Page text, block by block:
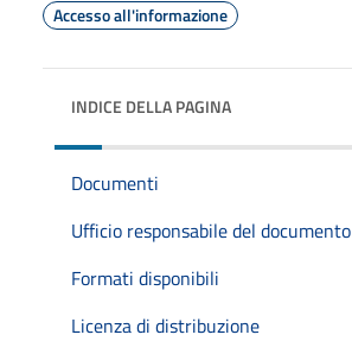
Accesso all'informazione
INDICE DELLA PAGINA
Documenti
Ufficio responsabile del documento
Formati disponibili
Licenza di distribuzione